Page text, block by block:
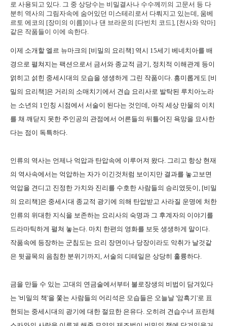
로 사용되고 있다. 그 중 상당수는 비밀결사나 수수께끼의 고문서 등 다
분히 역사의 그림자속에 숨어있던 미스테리로서 다뤄지고 있는데, 움베
르토 에코의 [장미의 이름]이나 댄 브라운의 [다빈치 코드], [천사와 악마]
같은 작품들이 이에 속한다.
이제 소개할 엘르 뉴마크의 [비밀의 요리책] 역시 15세기 베네치아를 배
경으로 펼쳐지는 팩션으로서 금서와 종교적 금기, 정치적 이해관계 등이
얽히고 섥힌 중세시대의 모습을 생생하게 그린 작품이다. 흥미롭게도 [비
밀의 요리책]은 거리의 소매치기에서 견습 요리사로 발탁된 루치아노라
는 소년의 1인칭 시점에서 서술이 된다는 것인데, 아직 세상 만물의 이치
를 채 깨닫지 못한 주인공의 관점에서 어른들의 뒤틀어진 욕망을 묘사한
다는 점이 독특하다.
인류의 역사는 언제나 억압과 탄압속에 이루어져 왔다. 그리고 항상 현재
의 역사속에서는 억압하는 자가 이긴것처럼 보이지만 결과를 놓고보면
억압을 견디고 진정한 가치와 진리를 수호한 사람들의 승리였듯이, [비밀
의 요리책]은 중세시대 종교적 광기에 의해 탄압받고 사라질 운명에 처한
인류의 위대한 지식을 보존하는 요리사의 숙명과 그 후계자의 이야기를
드라마틱하게 펼쳐 놓는다. 마치 한편의 영화를 보듯 생생하게 말이다.
작품속에 등장하는 군침도는 요리 장면이나 당장이라도 악취가 날것같
은 뒷골목의 음침한 분위기까지, 서술의 디테일은 상당히 훌륭하다.
금을 만들 수 있는 고대의 연금술에서부터 불로장생의 비법이 담겨있다
는 '비밀의 책'을 쫓는 사람들의 어리석은 모습들은 오늘날 '암흑기'로 표
현되는 중세시대의 광기에 대한 절묘한 은유다. 오히려 견습수녀 프란체